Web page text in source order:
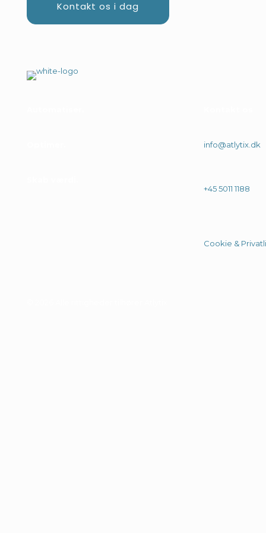
Kontakt os i dag
info@atlytix.dk
+45 5011 1188
Cookie &